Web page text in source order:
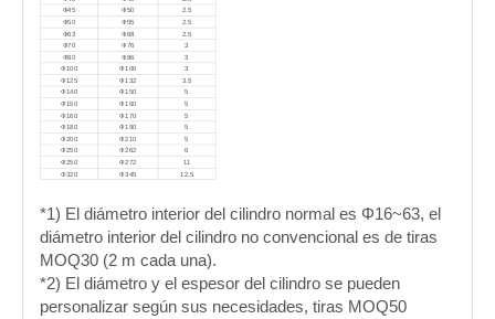
Ф45
Ф50
2.5
Ф50
Ф55
2.5
Ф63
Ф68
2.5
Ф70
Ф76
3
Ф80
Ф86
3
Ф100
Ф106
3
Ф125
Ф132
3.5
Ф140
Ф150
5
Ф150
Ф160
5
Ф160
Ф170
5
Ф180
Ф190
5
Ф200
Ф210
5
Ф250
Ф262
6
Ф250
Ф272
11
Ф320
Ф345 12.5
*1) El diámetro interior del cilindro normal es Φ16~63, el
diámetro interior del cilindro no convencional es de tiras
MOQ30 (2 m cada una).
*2) El diámetro y el espesor del cilindro se pueden
personalizar según sus necesidades, tiras MOQ50